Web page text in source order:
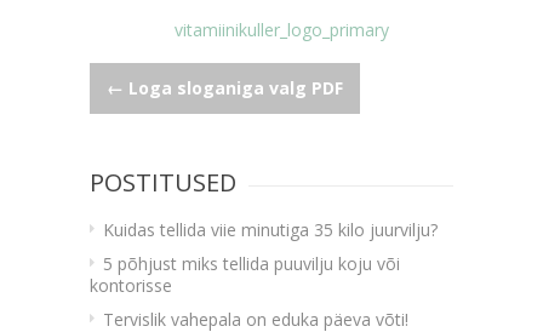
vitamiinikuller_logo_primary
Navigeerimine
← Loga sloganiga valg PDF
POSTITUSED
Kuidas tellida viie minutiga 35 kilo juurvilju?
5 põhjust miks tellida puuvilju koju või
kontorisse
Tervislik vahepala on eduka päeva võti!